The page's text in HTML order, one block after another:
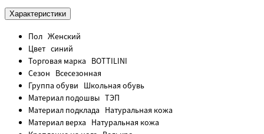
Характеристики
Пол Женский
Цвет синий
Торговая марка BOTTILINI
Сезон Всесезонная
Группа обуви Школьная обувь
Материал подошвы ТЭП
Материал подклада Натуральная кожа
Материал верха Натуральная кожа